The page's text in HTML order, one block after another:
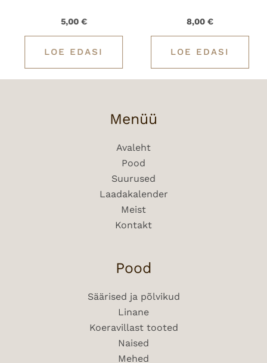
5,00€
LOE EDASI
8,00€
LOE EDASI
Menüü
Avaleht
Pood
Suurused
Laadakalender
Meist
Kontakt
Pood
Säärised ja põlvikud
Linane
Koera­villast tooted
Naised
Mehed